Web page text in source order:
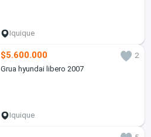
Iquique
$5.600.000
2
Grua hyundai libero 2007
Iquique